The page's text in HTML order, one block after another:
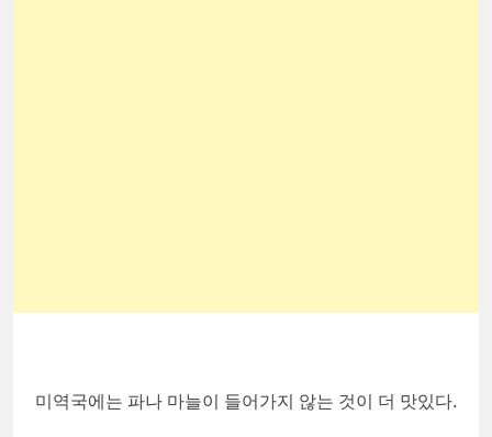
미역국에는 파나 마늘이 들어가지 않는 것이 더 맛있다.